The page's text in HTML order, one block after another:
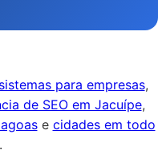
sistemas para empresas,
de SEO em Jacuípe,
e cidades em todo
.